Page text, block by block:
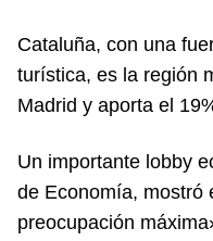
Cataluña, con una
turística, es la región
Madrid y aporta el
Un importante lobby
de Economía, mostró
preocupación